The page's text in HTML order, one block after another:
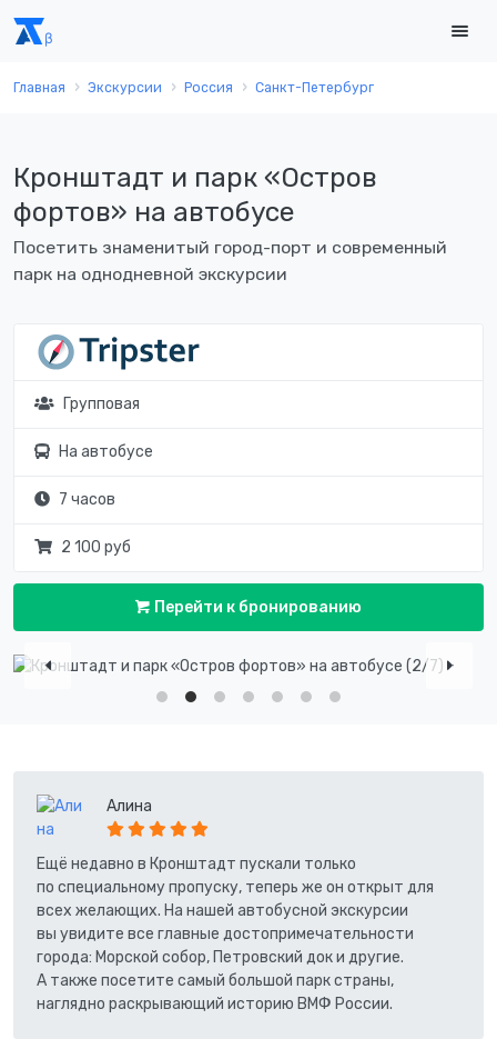
Главная Экскурсии Россия Санкт-Петербург
Кронштадт и парк «Остров
фортов» на автобусе
Посетить знаменитый город-порт и современный
парк на однодневной экскурсии
Групповая
На автобусе
7 часов
2 100 руб
Перейти к бронированию
Алина
Ещё недавно в Кронштадт пускали только
по специальному пропуску, теперь же он открыт для
всех желающих. На нашей автобусной экскурсии
вы увидите все главные достопримечательности
города: Морской собор, Петровский док и другие.
А также посетите самый большой парк страны,
наглядно раскрывающий историю ВМФ России.